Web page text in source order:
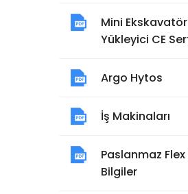
Mini
Yükleyici CE
Argo Hytos
İş Makinaları
Paslanmaz
Bilgiler